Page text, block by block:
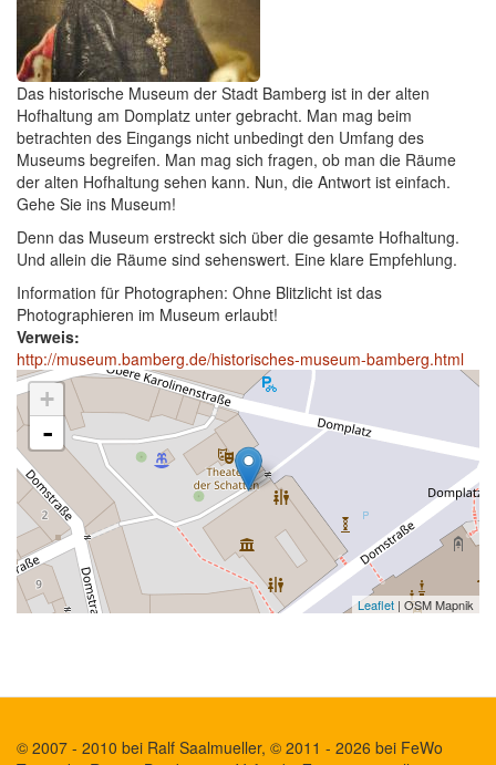
Das historische Museum der Stadt Bamberg ist in der alten
Hofhaltung am Domplatz unter gebracht. Man mag beim
betrachten des Eingangs nicht unbedingt den Umfang des
Museums begreifen. Man mag sich fragen, ob man die Räume
der alten Hofhaltung sehen kann. Nun, die Antwort ist einfach.
Gehe Sie ins Museum!
Denn das Museum erstreckt sich über die gesamte Hofhaltung.
Und allein die Räume sind sehenswert. Eine klare Empfehlung.
Information für Photographen: Ohne Blitzlicht ist das
Photographieren im Museum erlaubt!
Verweis:
http://museum.bamberg.de/historisches-museum-bamberg.html
+
-
Leaflet | OSM Mapnik
© 2007 - 2010 bei Ralf Saalmueller, © 2011 - 2026 bei FeWo